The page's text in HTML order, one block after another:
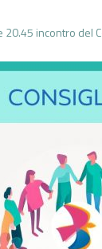
20.45 incontro del